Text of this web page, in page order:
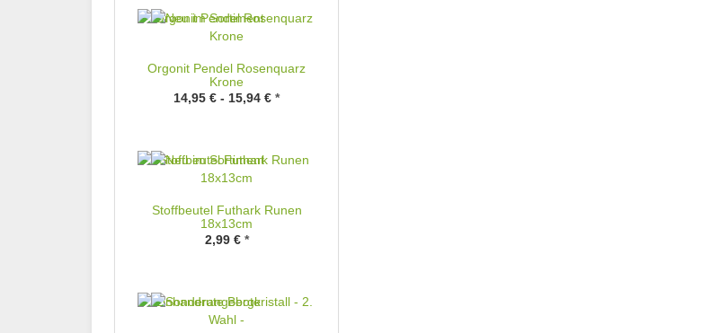
Orgonit Pendel Rosenquarz
Krone
14,95 € - 15,94 € *
Stoffbeutel Futhark Runen
18x13cm
2,99 € *